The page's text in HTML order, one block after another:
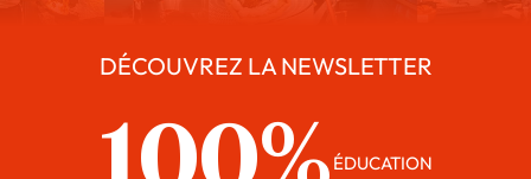
DÉCOUVREZ LA NEWSLETTER
ÉDUCATION